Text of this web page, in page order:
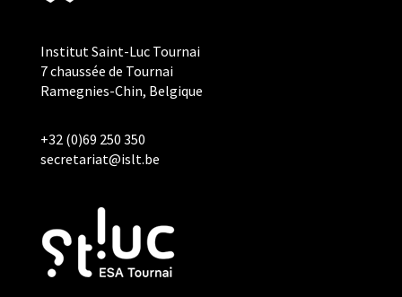
Institut Saint-Luc Tournai
7 chaussée de Tournai
Ramegnies-Chin, Belgique
+32 (0)69 250 350
secretariat@islt.be